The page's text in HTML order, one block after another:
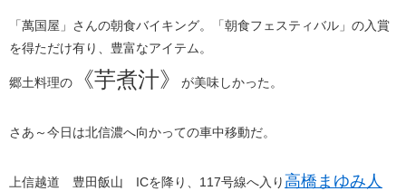
「萬国屋」さんの朝食バイキング。「朝食フェスティバル」の入賞
を得ただけ有り、豊富なアイテム。
郷土料理の 《芋煮汁》 が美味しかった。
さあ～今日は北信濃へ向かっての車中移動だ。
上信越道 豊田飯山 ICを降り、117号線へ入り​高橋まゆみ人